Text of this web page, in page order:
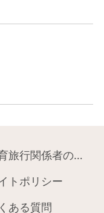
旅行関係者の皆様へ
トポリシー
ある質問